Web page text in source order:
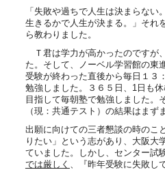
「失敗や過ちで人生は決まらない
生きるかで人生が決まる。」それ
ら教わりました。
Ｔ君は学力が高かったのですが
た。そして、ノーベル学習館の東
受験が終わった直後から毎日１３
勉強しました。３６５日、1日も
目指して毎朝塾で勉強しました。
（現：共通テスト）の結果はまず
出願に向けての三者懇談の時のこ
りたい」という志があり、大阪大
ていました。しかし、センター試
では厳しく 、『昨年受験に失敗し